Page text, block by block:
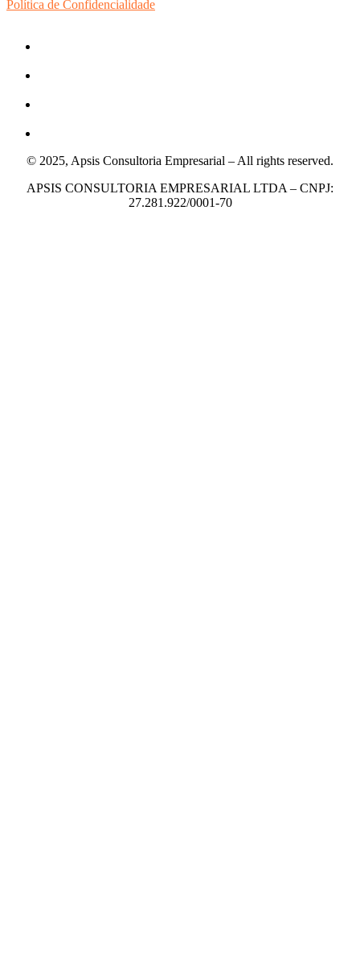
Política de Confidencialidade
© 2025, Apsis Consultoria Empresarial – All rights reserved.
APSIS CONSULTORIA EMPRESARIAL LTDA – CNPJ:
27.281.922/0001-70